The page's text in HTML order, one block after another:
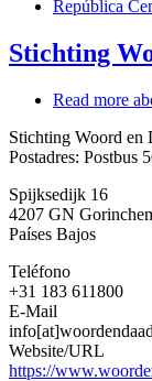
República
Stichting
Read more
Stichting Woord en
Postadres: Postbus
Spijksedijk 16
4207 GN
Países Bajos
Teléfono
+31 183 611800
E-Mail
Website/URL
https://